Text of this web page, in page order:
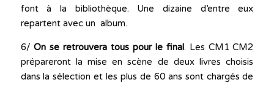
font à la bibliothèque. Une dizaine d’entre eux
repartent avec un album.
6/On se retrouvera tous pour le final. Les CM1 CM2
prépareront la mise en scène de deux livres choisis
dans la sélection et les plus de 60 ans sont chargés de